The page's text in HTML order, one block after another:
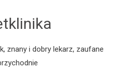
znany i dobry lekarz, zaufane